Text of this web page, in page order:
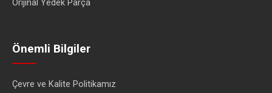
Orijinal Yedek Parça
Önemli Bilgiler
Çevre ve Kalite Politikamız